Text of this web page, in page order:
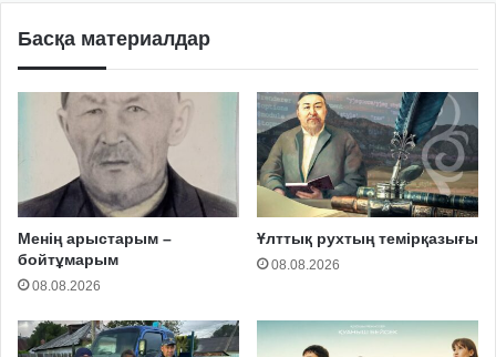
Басқа материалдар
Менің арыстарым –
бойтұмарым
08.08.2026
Ұлттық рухтың темірқазығы
08.08.2026